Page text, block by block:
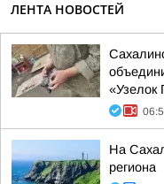
ЛЕНТА НОВОСТЕЙ
«Узелок
На
региона